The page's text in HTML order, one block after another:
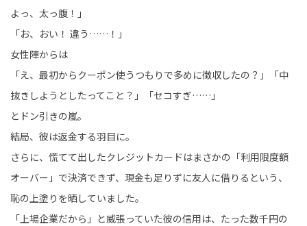
よっ、太っ腹！」
「お、おい！ 違う……！」
女性陣からは
「え、最初からクーポン使うつもりで多めに徴収したの？」「中
抜きしようとしたってこと？」「セコすぎ……」
とドン引きの嵐。
結局、彼は返金する羽目に。
さらに、慌てて出したクレジットカードはまさかの「利用限度額
オーバー」で決済できず、現金も足りずに友人に借りるという、
恥の上塗りを晒していました。
「上場企業だから」と威張っていた彼の信用は、たった数千円の